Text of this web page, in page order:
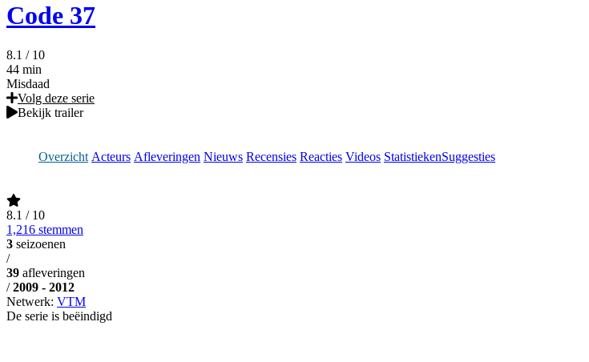
Code 37
8.1 / 10
44 min
Misdaad
Volg deze serie
Bekijk trailer
Overzicht Acteurs Afleveringen Nieuws Recensies Reacties Videos StatistiekenSuggesties
8.1 / 10
1,216 stemmen
3 seizoenen
/
39 afleveringen
/ 2009 - 2012
Netwerk: VTM
De serie is beëindigd